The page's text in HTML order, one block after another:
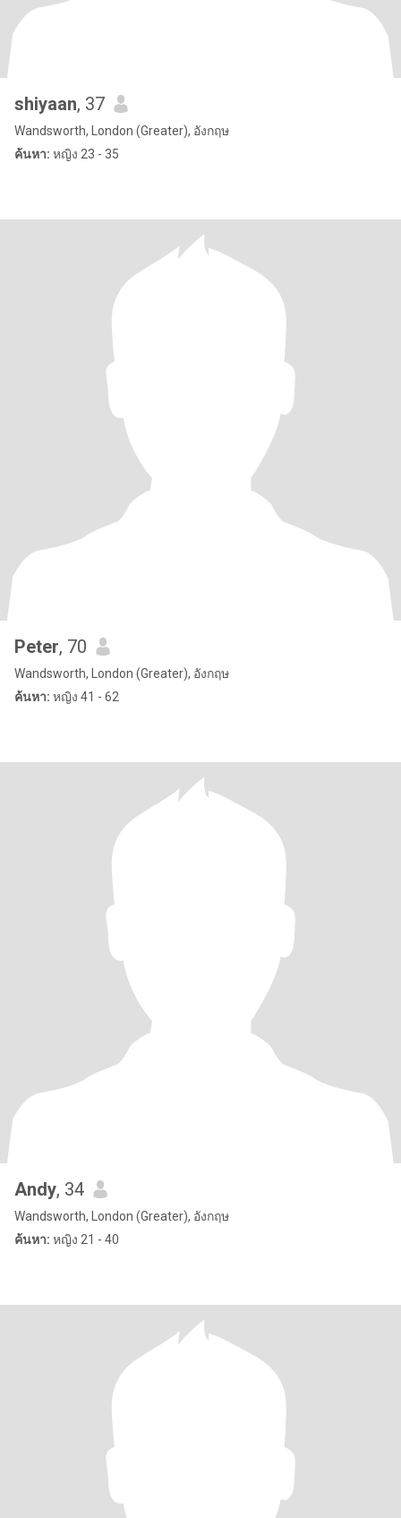
shiyaan, 37
Wandsworth, London (Greater), อังกฤษ
ค้นหา: หญิง 23 - 35
Peter, 70
Wandsworth, London (Greater), อังกฤษ
ค้นหา: หญิง 41 - 62
Andy, 34
Wandsworth, London (Greater), อังกฤษ
ค้นหา: หญิง 21 - 40